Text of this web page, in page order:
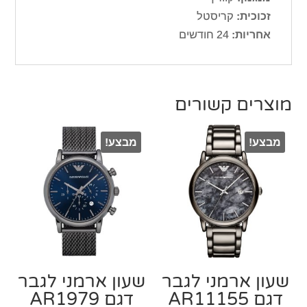
זכוכית: קריסטל
אחריות: 24 חודשים
מוצרים קשורים
מבצע!
שעון ארמני לגבר
דגם AR11155
מבצע!
שעון ארמני לגבר
דגם AR1979